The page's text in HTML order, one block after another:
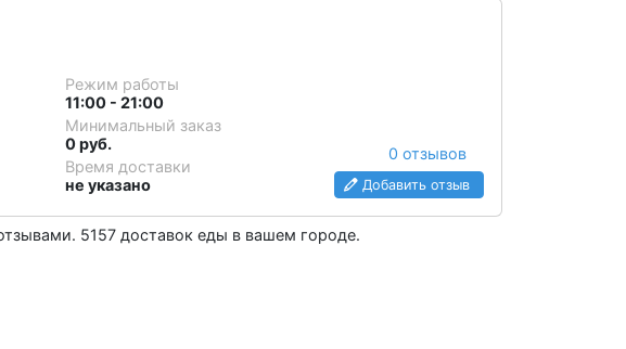
Режим работы
11:00 - 21:00
Минимальный заказ
0 руб.
Время доставки
не указано
0 отзывов
Добавить отзыв
5157 доставок еды в вашем городе.